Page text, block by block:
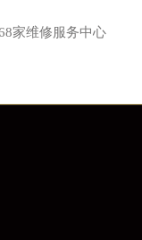
家维修服务中心